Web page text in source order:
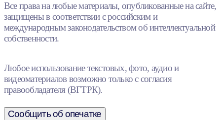
Все права на любые материалы, опубликованные на сайте,
защищены в соответствии с российским и
международным законодательством об интеллектуальной
собственности.
Любое использование текстовых, фото, аудио и
видеоматериалов возможно только с согласия
правообладателя (ВГТРК).
Сообщить об опечатке